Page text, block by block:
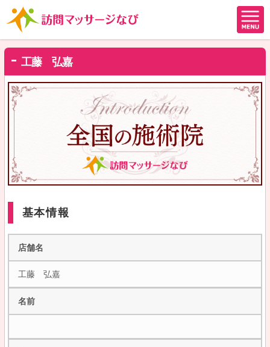
工藤 弘嘉
基本情報
店舗名
工藤 弘嘉
名前